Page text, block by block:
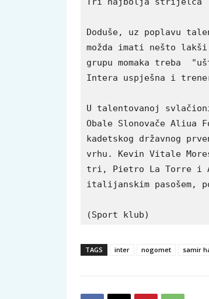
Doduše, uz poplavu
možda imati nešto
grupu momaka treba
Intera uspješna i
U talentovanoj
Obale Slonovače
kadetskog državnog
vrhu. Kevin Vitale
tri, Pietro La Torre i
italijanskim pasošem,
(Sport klub)
TAGS inter nogomet samir